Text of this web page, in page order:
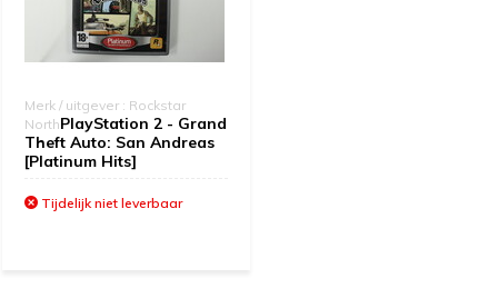
Merk / uitgever : Rockstar
NorthPlayStation 2 - Grand
Theft Auto: San Andreas
[Platinum Hits]
Tijdelijk niet leverbaar